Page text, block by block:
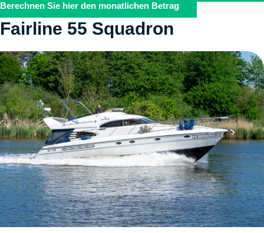
Berechnen Sie hier den monatlichen Betrag
Fairline 55 Squadron